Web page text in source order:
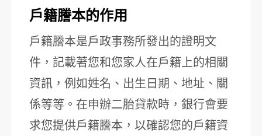
戶籍謄本的作用
戶籍謄本是戶政事務所發出的證明文
件，記載著您和您家人在戶籍上的相關
資訊，例如姓名、出生日期、地址、關
係等等。在申辦二胎貸款時，銀行會要
求您提供戶籍謄本，以確認您的戶籍資